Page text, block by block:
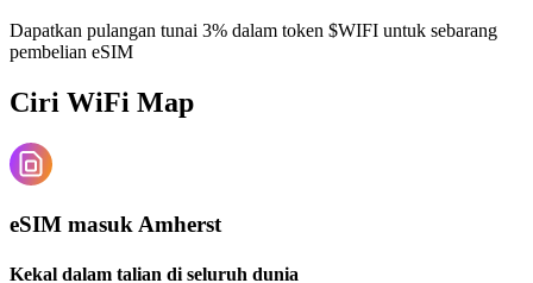
Dapatkan pulangan tunai 3% dalam token $WIFI untuk sebarang
pembelian eSIM
Ciri WiFi Map
eSIM masuk Amherst
Kekal dalam talian di seluruh dunia